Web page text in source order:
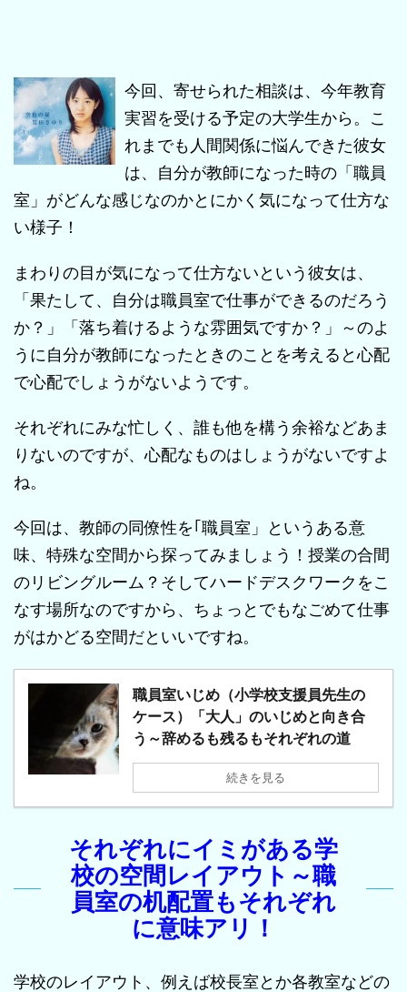
今回、寄せられた相談は、今年教育
実習を受ける予定の大学生から。こ
れまでも人間関係に悩んできた彼女
は、自分が教師になった時の「職員
室」がどんな感じなのかとにかく気になって仕方な
い様子！
まわりの目が気になって仕方ないという彼女は、
「果たして、自分は職員室で仕事ができるのだろう
か？」「落ち着けるような雰囲気ですか？」～のよ
うに自分が教師になったときのことを考えると心配
で心配でしょうがないようです。
それぞれにみな忙しく、誰も他を構う余裕などあま
りないのですが、心配なものはしょうがないですよ
ね。
今回は、教師の同僚性を｢職員室」というある意
味、特殊な空間から探ってみましょう！授業の合間
のリビングルーム？そしてハードデスクワークをこ
なす場所なのですから、ちょっとでもなごめて仕事
がはかどる空間だといいですね。
職員室いじめ（小学校支援員先生の
ケース）「大人」のいじめと向き合
う～辞めるも残るもそれぞれの道
続きを見る
それぞれにイミがある学
校の空間レイアウト～職
員室の机配置もそれぞれ
に意味アリ！
学校のレイアウト、例えば校長室とか各教室などの